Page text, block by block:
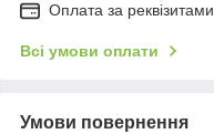
Оплата за реквізитами
Всі умови оплати
Умови повернення